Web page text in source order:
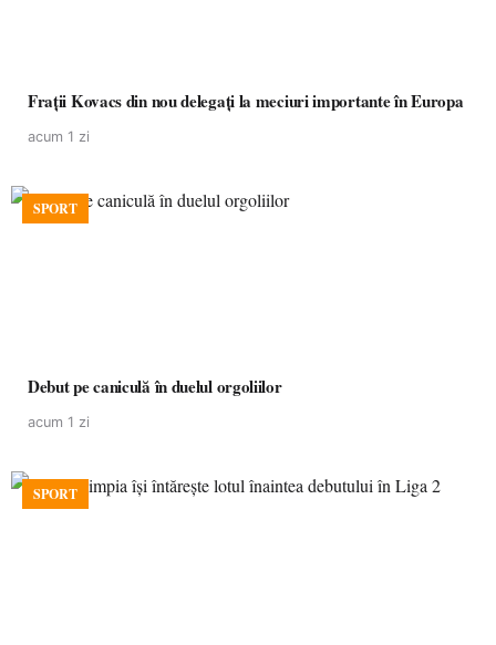
Frații Kovacs din nou delegați la meciuri importante în Europa
acum 1 zi
SPORT
Debut pe caniculă în duelul orgoliilor
acum 1 zi
SPORT